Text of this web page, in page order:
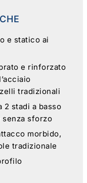
e statico ai
e rinforzato
tradizionali
2 stadi a basso
sforzo
morbido,
tradizionale